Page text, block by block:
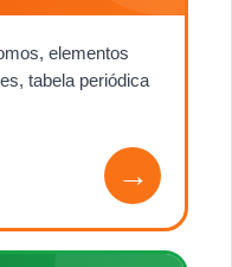
elementos
tabela periódica
→